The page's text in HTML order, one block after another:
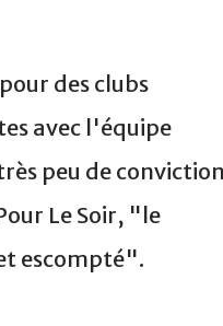
des clubs
avec l'équipe
peu de conviction
Le Soir, "le
escompté".